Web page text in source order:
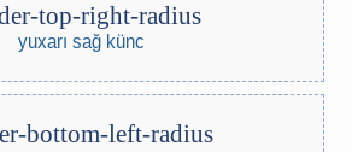
top-right-radius
yuxarı sağ künc
bottom-left-radius